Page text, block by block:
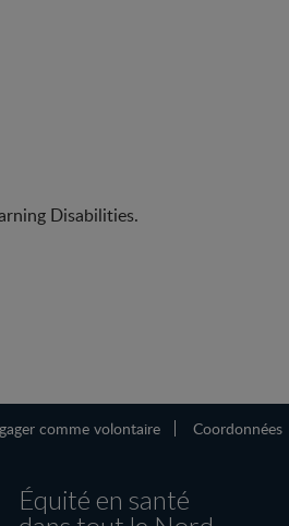
Disabilities.
comme volontaire Coordonnées
Équité en santé